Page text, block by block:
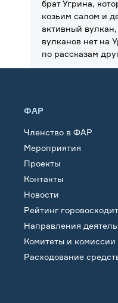
брат Угрина,
козьим салом и
активный
вулканов нет на
по рассказам
ФАР
Членство в ФАР
Мероприятия
Проекты
Контакты
Новости
Рейтинг
Направления
Комитеты и комиссии
Расходование